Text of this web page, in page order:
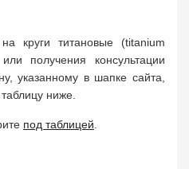
круги титановые (titanium
получения консультации
указанному в шапке сайта,
ниже.
под таблицей